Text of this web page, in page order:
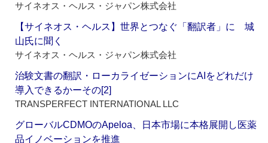
サイネオス・ヘルス・ジャパン株式会社
【サイネオス・ヘルス】世界とつなぐ「翻訳者」に 城
山氏に聞く
サイネオス・ヘルス・ジャパン株式会社
治験文書の翻訳・ローカライゼーションにAIをどれだけ
導入できるかーその[2]
TRANSPERFECT INTERNATIONAL LLC
グローバルCDMOのApeloa、日本市場に本格展開し医薬
品イノベーションを推進